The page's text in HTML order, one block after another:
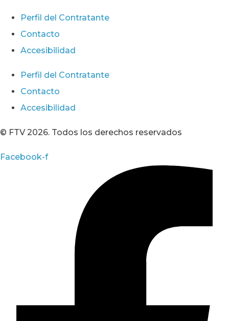
Perfil del Contratante
Contacto
Accesibilidad
Perfil del Contratante
Contacto
Accesibilidad
© FTV 2026. Todos los derechos reservados
Facebook-f